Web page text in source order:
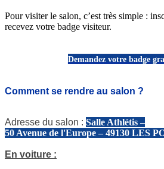
Pour visiter le salon, c’est très simple :
recevez votre badge visiteur.
Demandez votre badge
Comment se rendre au salon ?
Adresse du salon : Salle Athlétis –
50 Avenue de l'Europe – 49130 LES
En voiture :